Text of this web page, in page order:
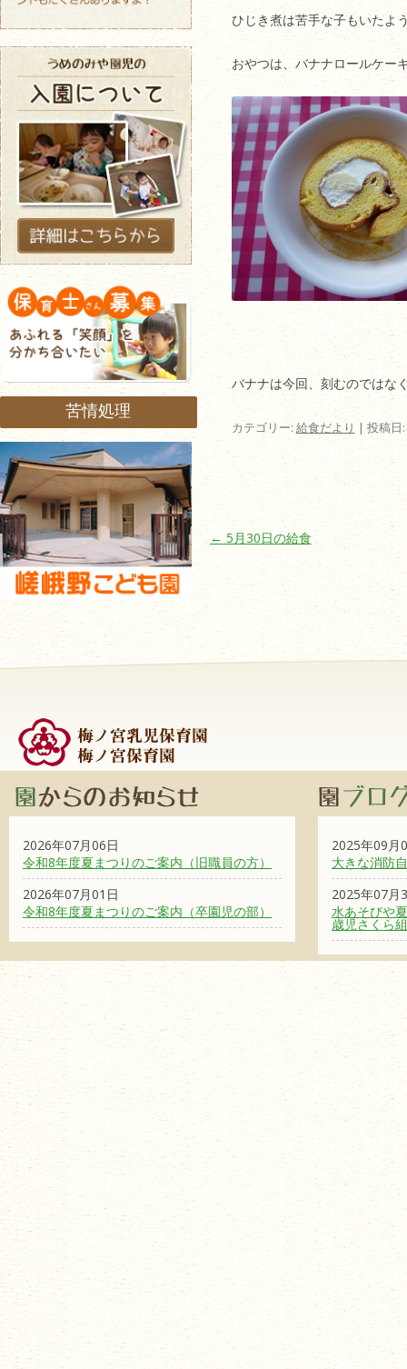
ひじき煮は苦手な子もいたよ
おやつは、バナナロールケー
バナナは今回、刻むのではな
カテゴリー: 給食だより | 投稿日:
投稿ナビゲーション
← 5月30日の給食
苦情処理
2026年07月06日
令和8年度夏まつりのご案内（旧職員の方）
2026年07月01日
令和8年度夏まつりのご案内（卒園児の部）
2025年09月
大きな消防
2025年07月
水あそびや
歳児さくら